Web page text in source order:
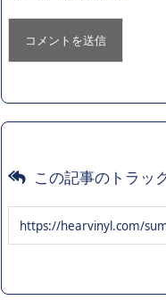
この記事のトラッ